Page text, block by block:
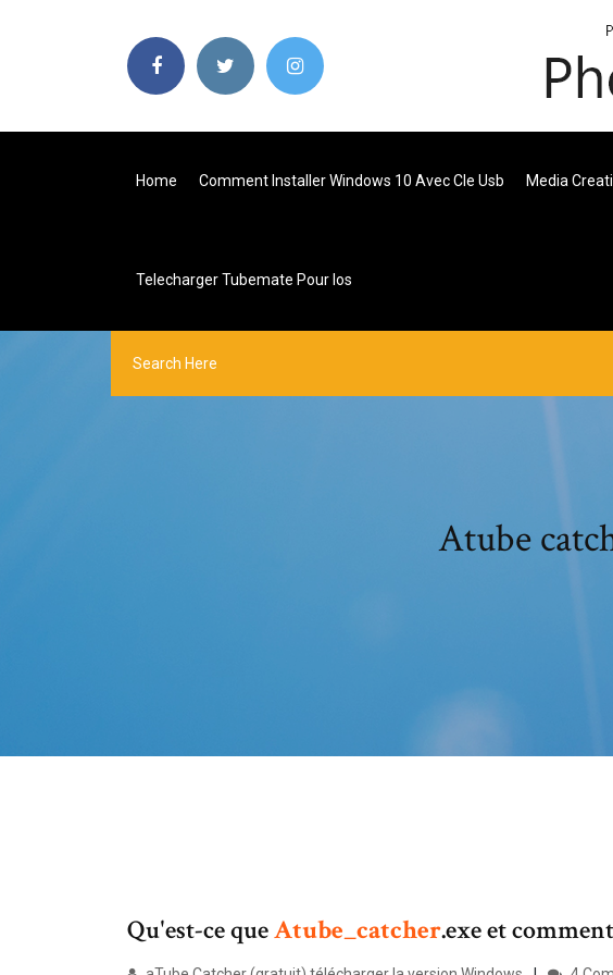
Home Comment Installer Windows 10 Avec Cle Usb Media
Telecharger Tubemate Pour Ios
Atube
Qu'est-ce queAtube_catcher.exe et